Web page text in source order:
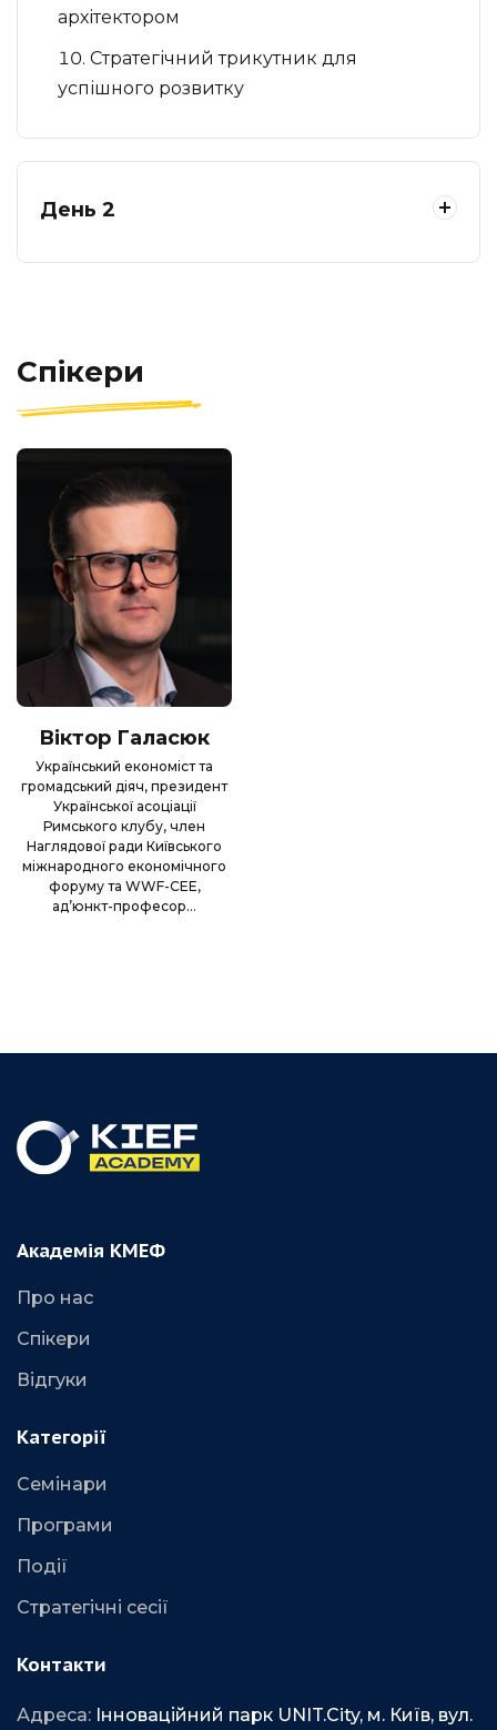
архітектором
Стратегічний трикутник для
успішного розвитку
День 2
економіки і світу
Аналітика світових мозкових центрів
Ключові міжнародні форсайти
Український контекст та ключові
виклики
Зміна парадигми: відмова від політики
невтручання і рівних умов
Успішні кейси економічної інженерії в
Україні
Інституції та механізми економічного
розвитку
Трансформація інвестиційного клімату
Мегаіндустрії для України
Розумні спеціалізації та дизайн ринків
Іноземні vs внутрішні інвестиції
Виробництво vs торгівля
Контури економічної стратегії
Спікери
Віктор Галасюк
Український економіст та
громадський діяч, президент
Української асоціації
Римського клубу, член
Наглядової ради Київського
міжнародного економічного
форуму та WWF-CEE,
ад’юнкт-професор…
Академія КМЕФ
Про нас
Спікери
Відгуки
Категорії
Семінари
Програми
Події
Стратегічні сесії
Контакти
Адреса: Інноваційний парк UNIT.City, м. Київ, вул.